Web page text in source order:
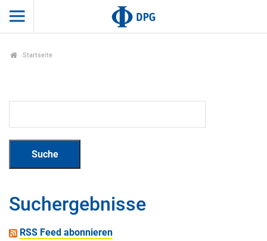
Startseite
Suchergebnisse
RSS Feed abonnieren